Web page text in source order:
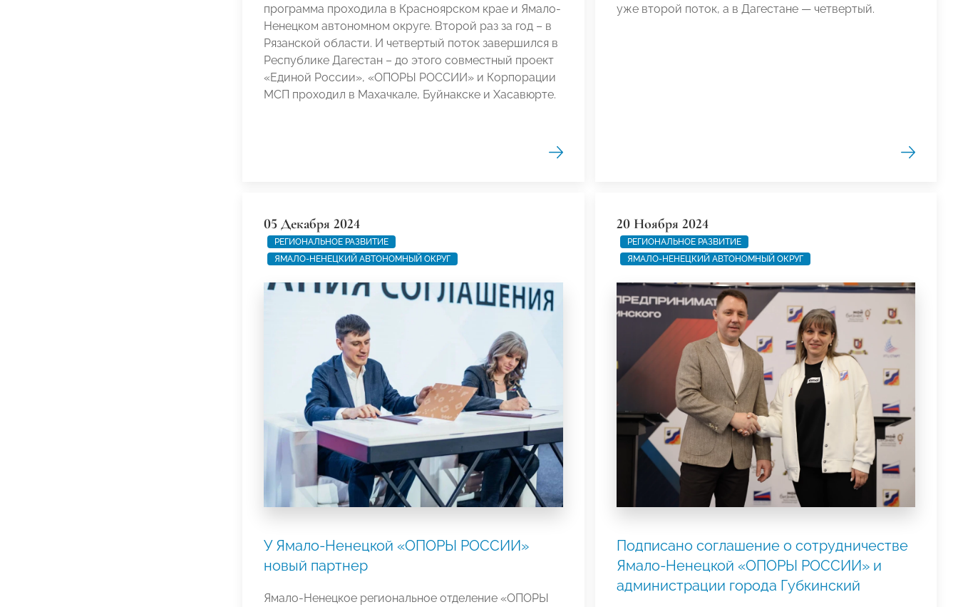
программа проходила в Красноярском крае и Ямало-
Ненецком автономном округе. Второй раз за год – в
Рязанской области. И четвертый поток завершился в
Республике Дагестан – до этого совместный проект
«Единой России», «ОПОРЫ РОССИИ» и Корпорации
МСП проходил в Махачкале, Буйнакске и Хасавюрте.
уже второй поток, а в Дагестане — четвертый.
05 Декабря 2024
РЕГИОНАЛЬНОЕ РАЗВИТИЕ
ЯМАЛО-НЕНЕЦКИЙ АВТОНОМНЫЙ ОКРУГ
У Ямало-Ненецкой «ОПОРЫ РОССИИ»
новый партнер
Ямало-Ненецкое региональное отделение «ОПОРЫ
20 Ноября 2024
РЕГИОНАЛЬНОЕ РАЗВИТИЕ
ЯМАЛО-НЕНЕЦКИЙ АВТОНОМНЫЙ ОКРУГ
Подписано соглашение о сотрудничестве
Ямало-Ненецкой «ОПОРЫ РОССИИ» и
администрации города Губкинский